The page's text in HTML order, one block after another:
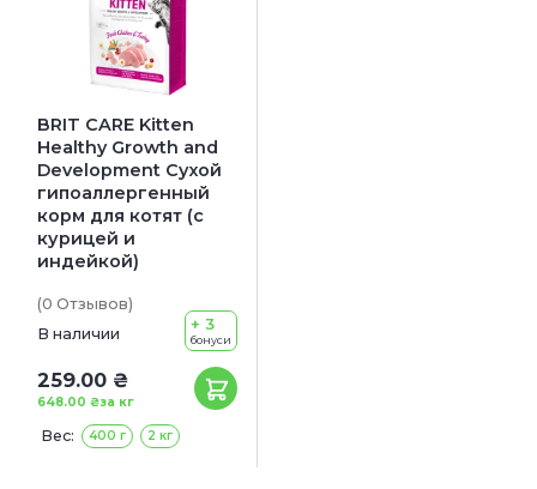
BRIT CARE Kitten
Healthy Growth and
Development Сухой
гипоаллергенный
корм для котят (с
курицей и
индейкой)
(0 Отзывов)
В наличии
259.00 ₴
за кг
648.00 ₴
+ 3
бонуси
Вес: 400 г 2 кг